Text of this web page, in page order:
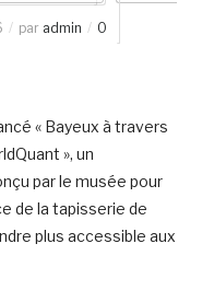
par admin
0
« Bayeux à travers
», un
par le musée pour
de la tapisserie de
plus accessible aux